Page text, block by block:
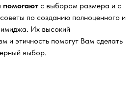
помогают с выбором размера и с
по созданию полноценного и
Их высокий
и этичность помогут Вам сделать
выбор.